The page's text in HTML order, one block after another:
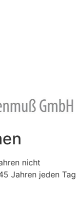
nicht
Jahren jeden Tag